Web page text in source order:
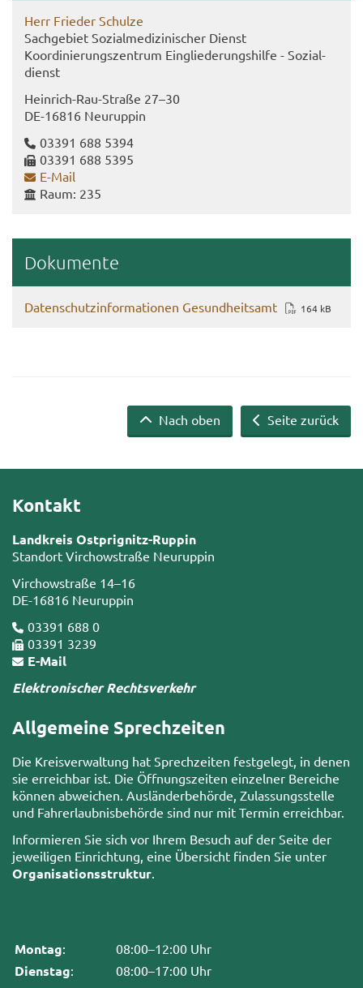
Herr Frie­der Schul­ze
Sach­ge­biet So­zi­al­me­di­zi­ni­scher Dienst
Ko­or­di­nie­rungs­zen­trum Ein­glie­de­rungs­hil­fe - So­zi­al­
dienst
Heinrich-​Rau-Straße 27–30
DE-​16816 Neu­rup­pin
03391 688 5394
03391 688 5395
E-​Mail
Raum: 235
Do­ku­men­te
Da­ten­schutz­in­for­ma­tio­nen Ge­sund­heits­amt 164 kB
Seite zurück
Nach oben
Kontakt
Landkreis Ostprignitz-Ruppin
Standort Virchowstraße Neuruppin
Virchowstraße 14–16
DE-16816 Neuruppin
03391 688 0
03391 3239
E-Mail
Elektronischer Rechtsverkehr
Allgemeine Sprechzeiten
Die Kreisverwaltung hat Sprechzeiten festgelegt, in denen
sie erreichbar ist. Die Öffnungszeiten einzelner Bereiche
können abweichen. Ausländerbehörde, Zulassungsstelle
und Fahrerlaubnisbehörde sind nur mit Termin erreichbar.
Informieren Sie sich vor Ihrem Besuch auf der Seite der
jeweiligen Einrichtung, eine Übersicht finden Sie unter
Organisationsstruktur
Montag: 08:00–12:00 Uhr
Dienstag: 08:00–17:00 Uhr